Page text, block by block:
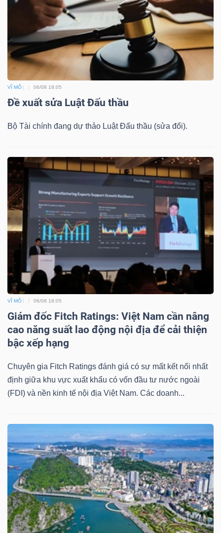
VĨ MÔ 06/08 18:05
Đề xuất sửa Luật Đấu thầu
Bộ Tài chính đang dự thảo Luật Đấu thầu (sửa đổi).
VĨ MÔ 06/08 18:05
Giám đốc Fitch Ratings: Việt Nam cần nâng
cao năng suất lao động nội địa để cải thiện
bậc xếp hạng
Chuyên gia Fitch Ratings đánh giá có sự mất kết nối nhất
định giữa khu vực xuất khẩu có vốn đầu tư nước ngoài
(FDI) và nền kinh tế nội địa Việt Nam. Các doanh...